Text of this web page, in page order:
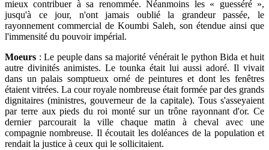
mieux contribuer à sa renommée. Néanmoins les « guesséré »,
jusqu'à ce jour, n'ont jamais oublié la grandeur passée, le
rayonnement commercial de Koumbi Saleh, son étendue ainsi que
l'immensité du pouvoir impérial.
Moeurs : Le peuple dans sa majorité vénérait le python Bida et huit
autre divinités animistes. Le tounka était lui aussi adoré. Il vivait
dans un palais somptueux orné de peintures et dont les fenêtres
étaient vitrées. La cour royale nombreuse était formée par des grands
dignitaires (ministres, gouverneur de la capitale). Tous s'asseyaient
par terre aux pieds du roi monté sur un trône rayonnant d'or. Ce
dernier parcourait la ville chaque matin à cheval avec une
compagnie nombreuse. Il écoutait les doléances de la population et
rendait la justice à ceux qui le sollicitaient.